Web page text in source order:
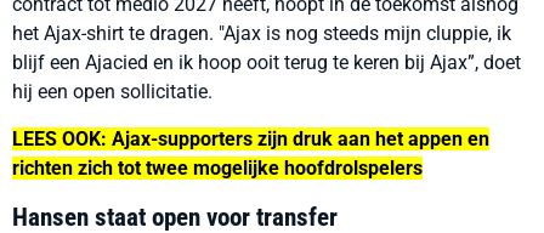
het Ajax-shirt te dragen. "Ajax is nog steeds mijn cluppie, ik
blijf een Ajacied en ik hoop ooit terug te keren bij Ajax”, doet
hij een open sollicitatie.
LEES OOK: Ajax-supporters zijn druk aan het appen en
richten zich tot twee mogelijke hoofdrolspelers
Hansen staat open voor transfer